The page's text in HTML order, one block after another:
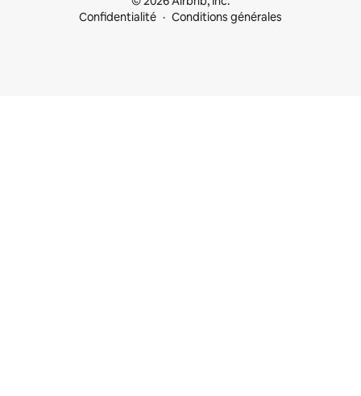
Confidentialité
Conditions générales